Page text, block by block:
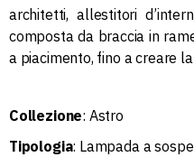
architetti, allestitori
composta da braccia in
a piacimento, fino a creare
Collezione: Astro
Tipologia: Lampada a